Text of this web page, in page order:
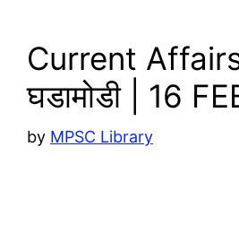
Current
घडामोडी | 16
by MPSC Library